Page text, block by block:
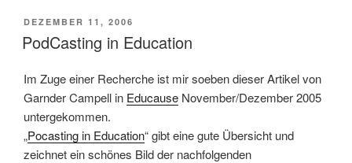
VERÖFFENTLICHT
AM
DEZEMBER 11, 2006
PodCasting in Education
Im Zuge einer Recherche ist mir soeben dieser Artikel von
Garnder Campell in Educause November/Dezember 2005
untergekommen.
„Pocasting in Education“ gibt eine gute Übersicht und
zeichnet ein schönes Bild der nachfolgenden